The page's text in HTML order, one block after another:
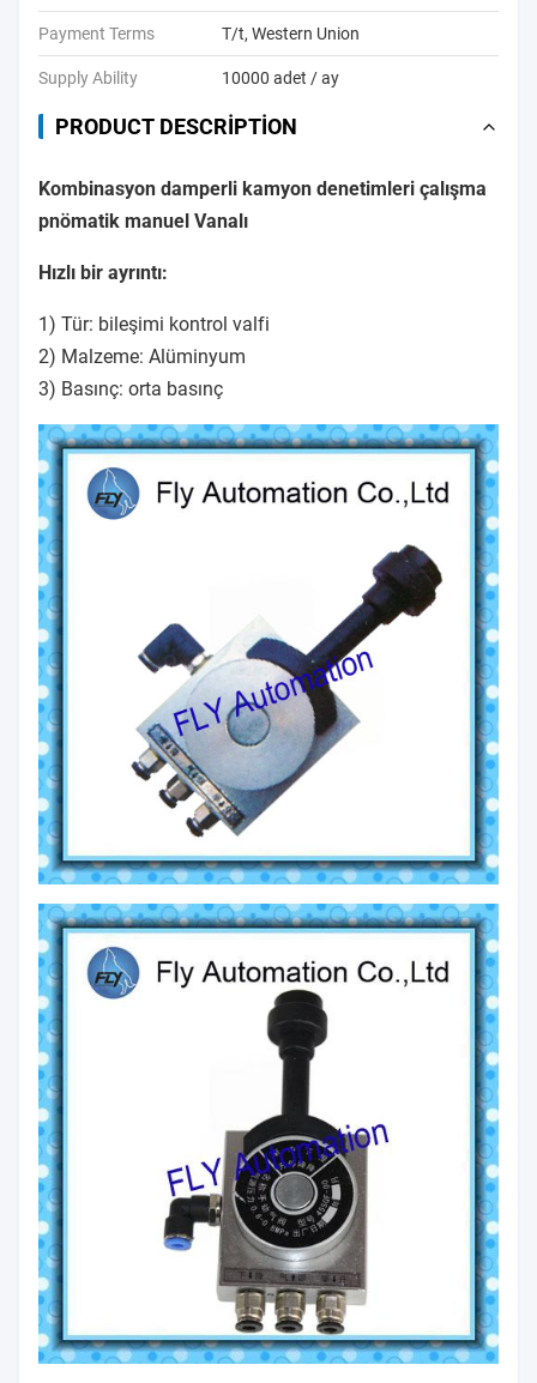
Payment Terms T/t, Western Union
Supply Ability 10000 adet / ay
PRODUCT DESCRIPTION
Kombinasyon damperli kamyon denetimleri çalışma
pnömatik manuel Vanalı
Hızlı bir ayrıntı:
1) Tür: bileşimi kontrol valfi
2) Malzeme: Alüminyum
3) Basınç: orta basınç